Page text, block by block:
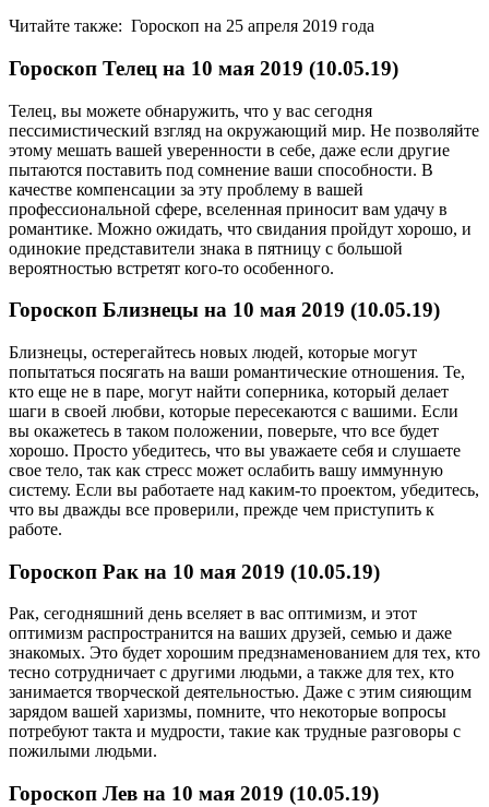
Читайте также: Гороскоп на 25 апреля 2019 года
Гороскоп Телец на 10 мая 2019 (10.05.19)
Телец, вы можете обнаружить, что у вас сегодня
пессимистический взгляд на окружающий мир. Не позволяйте
этому мешать вашей уверенности в себе, даже если другие
пытаются поставить под сомнение ваши способности. В
качестве компенсации за эту проблему в вашей
профессиональной сфере, вселенная приносит вам удачу в
романтике. Можно ожидать, что свидания пройдут хорошо, и
одинокие представители знака в пятницу с большой
вероятностью встретят кого-то особенного.
Гороскоп Близнецы на 10 мая 2019 (10.05.19)
Близнецы, остерегайтесь новых людей, которые могут
попытаться посягать на ваши романтические отношения. Те,
кто еще не в паре, могут найти соперника, который делает
шаги в своей любви, которые пересекаются с вашими. Если
вы окажетесь в таком положении, поверьте, что все будет
хорошо. Просто убедитесь, что вы уважаете себя и слушаете
свое тело, так как стресс может ослабить вашу иммунную
систему. Если вы работаете над каким-то проектом, убедитесь,
что вы дважды все проверили, прежде чем приступить к
работе.
Гороскоп Рак на 10 мая 2019 (10.05.19)
Рак, сегодняшний день вселяет в вас оптимизм, и этот
оптимизм распространится на ваших друзей, семью и даже
знакомых. Это будет хорошим предзнаменованием для тех, кто
тесно сотрудничает с другими людьми, а также для тех, кто
занимается творческой деятельностью. Даже с этим сияющим
зарядом вашей харизмы, помните, что некоторые вопросы
потребуют такта и мудрости, такие как трудные разговоры с
пожилыми людьми.
Гороскоп Лев на 10 мая 2019 (10.05.19)